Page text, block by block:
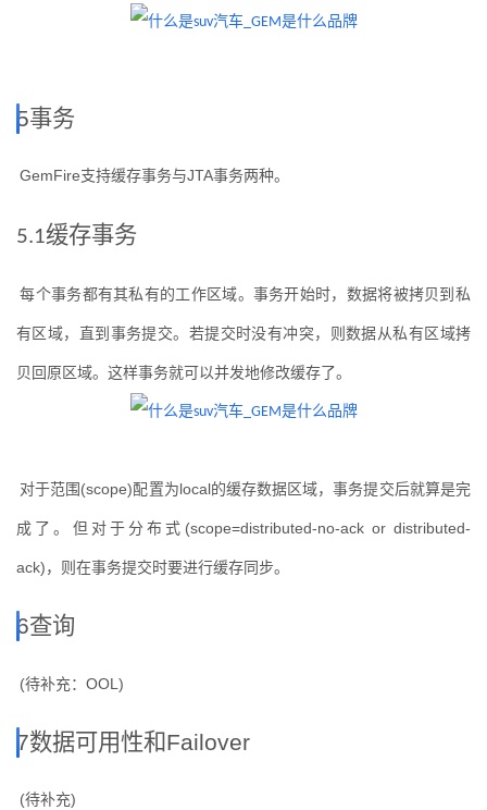
5事务
GemFire支持缓存事务与JTA事务两种。
5.1缓存事务
每个事务都有其私有的工作区域。事务开始时，数据将被拷贝到私
有区域，直到事务提交。若提交时没有冲突，则数据从私有区域拷
贝回原区域。这样事务就可以并发地修改缓存了。
对于范围(scope)配置为local的缓存数据区域，事务提交后就算是完
成了。但对于分布式 (scope=distributed-no-ack or distributed-
ack)，则在事务提交时要进行缓存同步。
6查询
(待补充： OOL)
7数据可用性和Failover
(待补充)